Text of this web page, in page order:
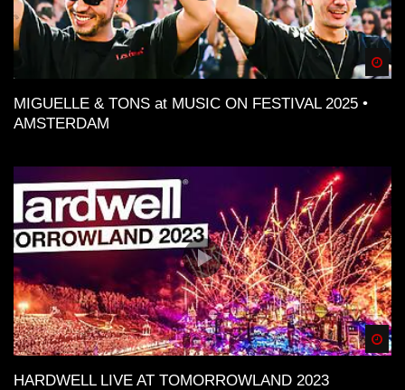
MIGUELLE & TONS at MUSIC ON FESTIVAL 2025 •
AMSTERDAM
HARDWELL LIVE AT TOMORROWLAND 2023